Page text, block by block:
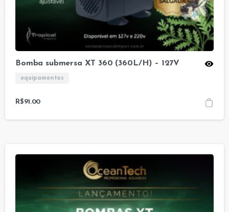
Bomba submersa XT 360 (360L/H) – 127V
equipamentos
R$91.00